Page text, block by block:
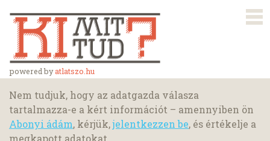
powered byatlatszo.hu
Nem tudjuk, hogy az adatgazda válasza
tartalmazza-e a kért információt – amennyiben ön
Abonyi ádám, kérjük,jelentkezzen be, és értékelje a
megkapott adatokat.